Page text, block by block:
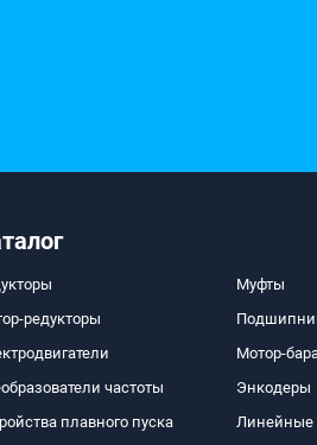
редукторы
частоты
плавного пуска
Муфты
Мотор-
Энкодеры
Линейные